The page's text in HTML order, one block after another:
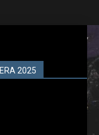
2025